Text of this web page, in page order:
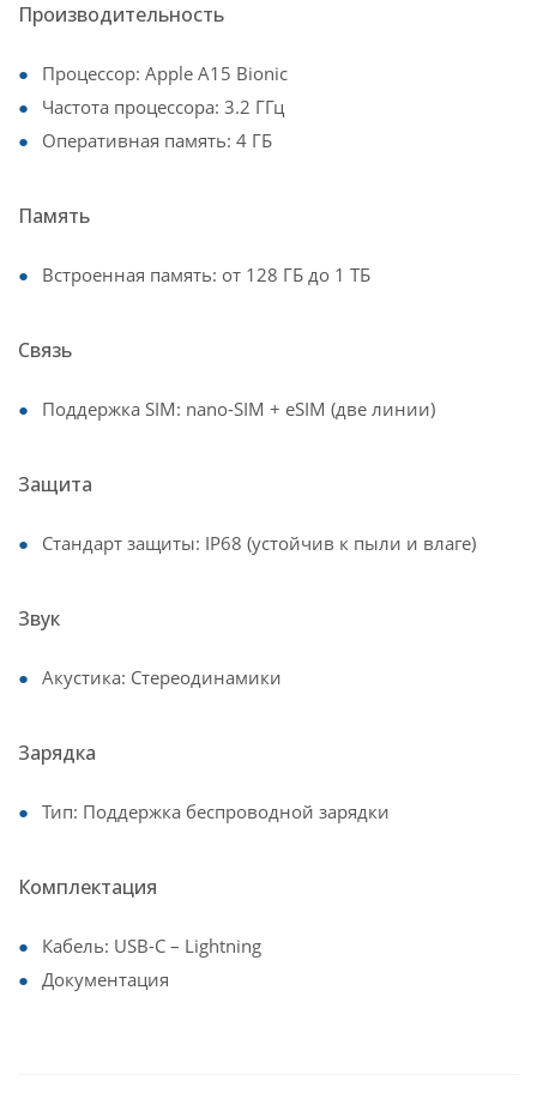
Производительность
Процессор: Apple A15 Bionic
Частота процессора: 3.2 ГГц
Оперативная память: 4 ГБ
Память
Встроенная память: от 128 ГБ до 1 ТБ
Связь
Поддержка SIM: nano-SIM + eSIM (две линии)
Защита
Стандарт защиты: IP68 (устойчив к пыли и влаге)
Звук
Акустика: Стереодинамики
Зарядка
Тип: Поддержка беспроводной зарядки
Комплектация
Кабель: USB-C – Lightning
Документация